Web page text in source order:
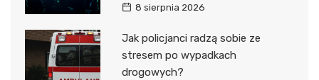
8 sierpnia 2026
Jak policjanci radzą sobie ze
stresem po wypadkach
drogowych?